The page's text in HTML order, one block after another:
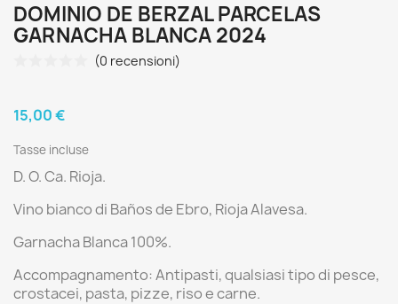
DOMINIO DE BERZAL PARCELAS
GARNACHA BLANCA 2024
(0 recensioni)
15,00 €
Tasse incluse
D. O. Ca. Rioja.
Vino bianco di Baños de Ebro, Rioja Alavesa.
Garnacha Blanca 100%.
Accompagnamento:Antipasti, qualsiasi tipo di pesce,
crostacei, pasta, pizze, riso e carne.